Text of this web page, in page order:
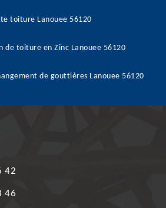
toiture Lanouee 56120
de toiture en Zinc Lanouee 56120
de gouttières Lanouee 56120
42
46